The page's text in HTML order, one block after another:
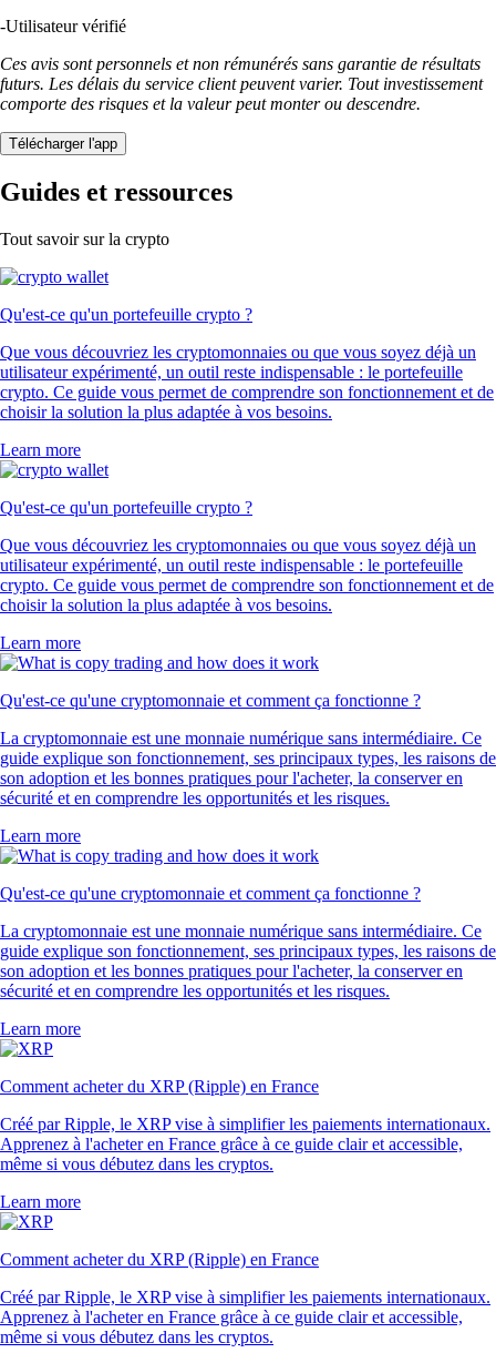
-Utilisateur vérifié
Ces avis sont personnels et non rémunérés sans garantie de résultats
futurs. Les délais du service client peuvent varier. Tout investissement
comporte des risques et la valeur peut monter ou descendre.
Télécharger l'app
Guides et ressources
Tout savoir sur la crypto
Qu'est-ce qu'un portefeuille crypto ?
Que vous découvriez les cryptomonnaies ou que vous soyez déjà un
utilisateur expérimenté, un outil reste indispensable : le portefeuille
crypto. Ce guide vous permet de comprendre son fonctionnement et de
choisir la solution la plus adaptée à vos besoins.
Learn more
Qu'est-ce qu'un portefeuille crypto ?
Que vous découvriez les cryptomonnaies ou que vous soyez déjà un
utilisateur expérimenté, un outil reste indispensable : le portefeuille
crypto. Ce guide vous permet de comprendre son fonctionnement et de
choisir la solution la plus adaptée à vos besoins.
Learn more
Qu'est-ce qu'une cryptomonnaie et comment ça fonctionne ?
La cryptomonnaie est une monnaie numérique sans intermédiaire. Ce
guide explique son fonctionnement, ses principaux types, les raisons de
son adoption et les bonnes pratiques pour l'acheter, la conserver en
sécurité et en comprendre les opportunités et les risques.
Learn more
Qu'est-ce qu'une cryptomonnaie et comment ça fonctionne ?
La cryptomonnaie est une monnaie numérique sans intermédiaire. Ce
guide explique son fonctionnement, ses principaux types, les raisons de
son adoption et les bonnes pratiques pour l'acheter, la conserver en
sécurité et en comprendre les opportunités et les risques.
Learn more
Comment acheter du XRP (Ripple) en France
Créé par Ripple, le XRP vise à simplifier les paiements internationaux.
Apprenez à l'acheter en France grâce à ce guide clair et accessible,
même si vous débutez dans les cryptos.
Learn more
Comment acheter du XRP (Ripple) en France
Créé par Ripple, le XRP vise à simplifier les paiements internationaux.
Apprenez à l'acheter en France grâce à ce guide clair et accessible,
même si vous débutez dans les cryptos.